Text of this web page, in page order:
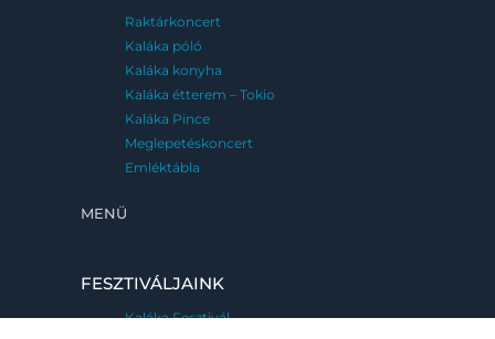
Raktárkoncert
Kaláka póló
Kaláka konyha
Kaláka étterem – Tokio
Kaláka Pince
Meglepetéskoncert
Emléktábla
MENÜ
FESZTIVÁLJAINK
Kaláka Fesztivál